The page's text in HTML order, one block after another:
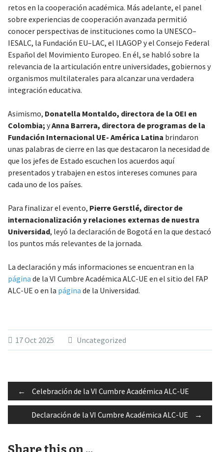
retos en la cooperación académica. Más adelante, el panel
sobre experiencias de cooperación avanzada permitió
conocer perspectivas de instituciones como la UNESCO–
IESALC, la Fundación EU–LAC, el ILAGOP y el Consejo Federal
Español del Movimiento Europeo. En él, se habló sobre la
relevancia de la articulación entre universidades, gobiernos y
organismos multilaterales para alcanzar una verdadera
integración educativa.
Asimismo, Donatella Montaldo, directora de la OEI en
Colombia; yAnna Barrera, directora de programas de la
Fundación Internacional UE- América Latina brindaron
unas palabras de cierre en las que destacaron la necesidad de
que los jefes de Estado escuchen los acuerdos aquí
presentados y trabajen en estos intereses comunes para
cada uno de los países.
Para finalizar el evento, Pierre Gerstlé, director de
internacionalización y relaciones externas de nuestra
Universidad, leyó la declaración de Bogotá en la que destacó
los puntos más relevantes de la jornada.
La declaración y más informaciones se encuentran en la
página de la VI Cumbre Académica ALC-UE en el sitio del FAP
ALC-UE o en la página de la Universidad.
17 Oct 2025 Uncategorized
Post
← Celebración de la VI Cumbre Académica ALC-UE
Declaración de la VI Cumbre Académica ALC-UE →